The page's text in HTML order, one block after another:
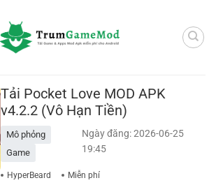
Tải Pocket Love MOD APK
v4.2.2 (Vô Hạn Tiền)
Mô phỏng
Game
Ngày đăng: 2026-06-25
19:45
HyperBeard Miễn phí